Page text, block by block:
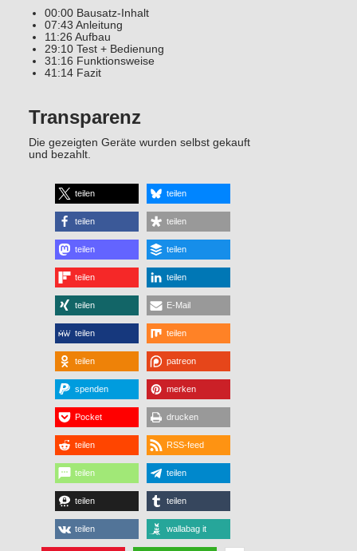
00:00 Bausatz-Inhalt
07:43 Anleitung
11:26 Aufbau
29:10 Test + Bedienung
31:16 Funktionsweise
41:14 Fazit
Transparenz
Die gezeigten Geräte wurden selbst gekauft
und bezahlt.
teilen teilen
teilen teilen
teilen teilen
teilen teilen
teilen E-Mail
teilen teilen
teilen patreon
spenden merken
Pocket drucken
teilen RSS-feed
teilen teilen
teilen teilen
teilen wallabag it